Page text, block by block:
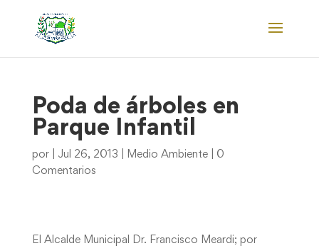
Poda de árboles en
Parque Infantil
por Jul 26, 2013 Medio Ambiente| 0
Comentarios
El Alcalde Municipal Dr. Francisco Meardi; por